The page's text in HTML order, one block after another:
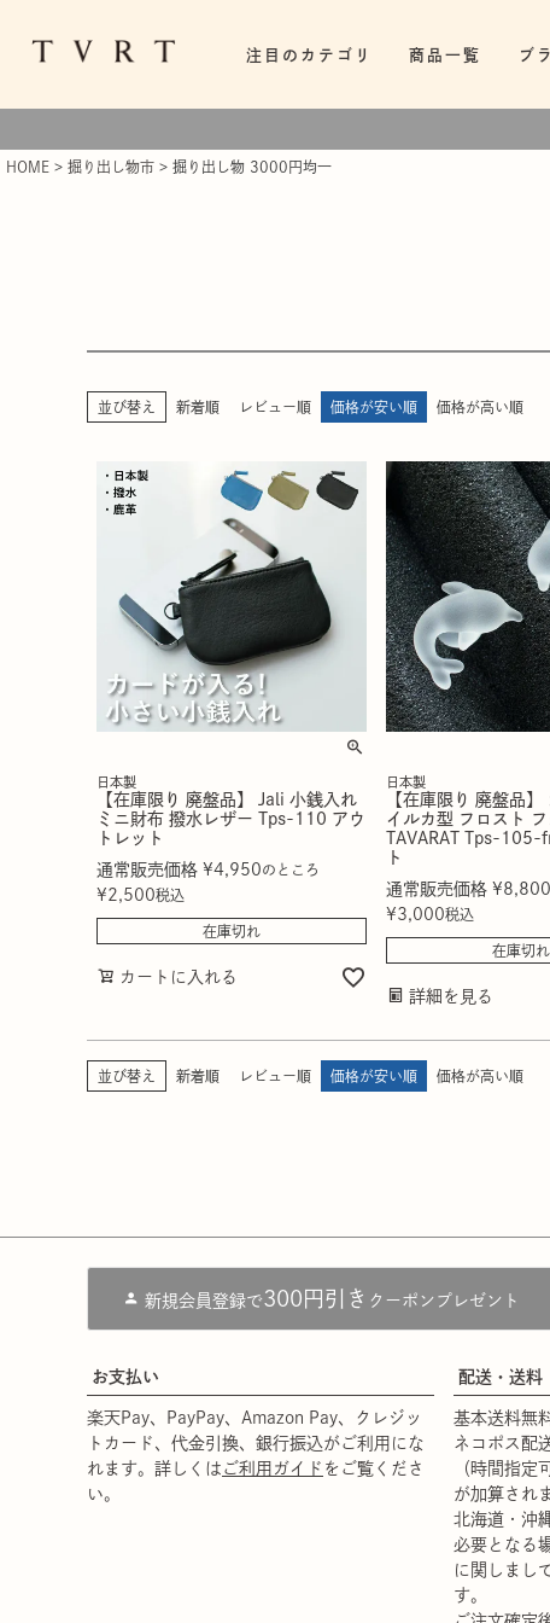
注目のカテゴリ 商品一覧 ブ
HOME 掘り出し物市 掘り出し物 3000円均一
並び替え 新着順 レビュー順 価格が安い順 価格が高い順
日本製
【在庫限り 廃盤品】 Jali 小銭入れ
ミニ財布 撥水レザー Tps-110 アウ
トレット
通常販売価格 ¥4,950のところ
¥2,500税込
在庫切れ
カートに入れる
日本製
【在庫限り 廃盤品】
イルカ型 フロスト
TAVARAT Tps-105-
ト
通常販売価格 ¥8,800
¥3,000税込
在庫切れ
詳細を見る
並び替え 新着順 レビュー順 価格が安い順 価格が高い順
新規会員登録で 300円引き クーポンプレゼント
お支払い
楽天Pay、PayPay、Amazon Pay、クレジッ
トカード、代金引換、銀行振込がご利用にな
れます。詳しくは ご利用ガイド をご覧くださ
い。
配送・送料
基本送料無
ネコポス配
（時間指定
が加算され
北海道・沖
必要となる
に関しまし
す。